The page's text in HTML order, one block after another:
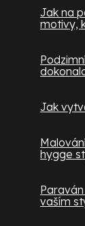
Jak na
motivy,
Jak
hygge
vaším